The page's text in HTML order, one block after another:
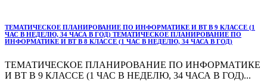
ТЕМАТИЧЕСКОЕ ПЛАНИРОВАНИЕ ПО ИНФОРМАТИКЕ И ВТ В 9 КЛАССЕ (1
ЧАС В НЕДЕЛЮ, 34 ЧАСА В ГОД) ТЕМАТИЧЕСКОЕ ПЛАНИРОВАНИЕ ПО
ИНФОРМАТИКЕ И ВТ В 8 КЛАССЕ (1 ЧАС В НЕДЕЛЮ, 34 ЧАСА В ГОД)
ТЕМАТИЧЕСКОЕ ПЛАНИРОВАНИЕ ПО ИНФОРМАТИКЕ
И ВТ В 9 КЛАССЕ (1 ЧАС В НЕДЕЛЮ, 34 ЧАСА В ГОД)...